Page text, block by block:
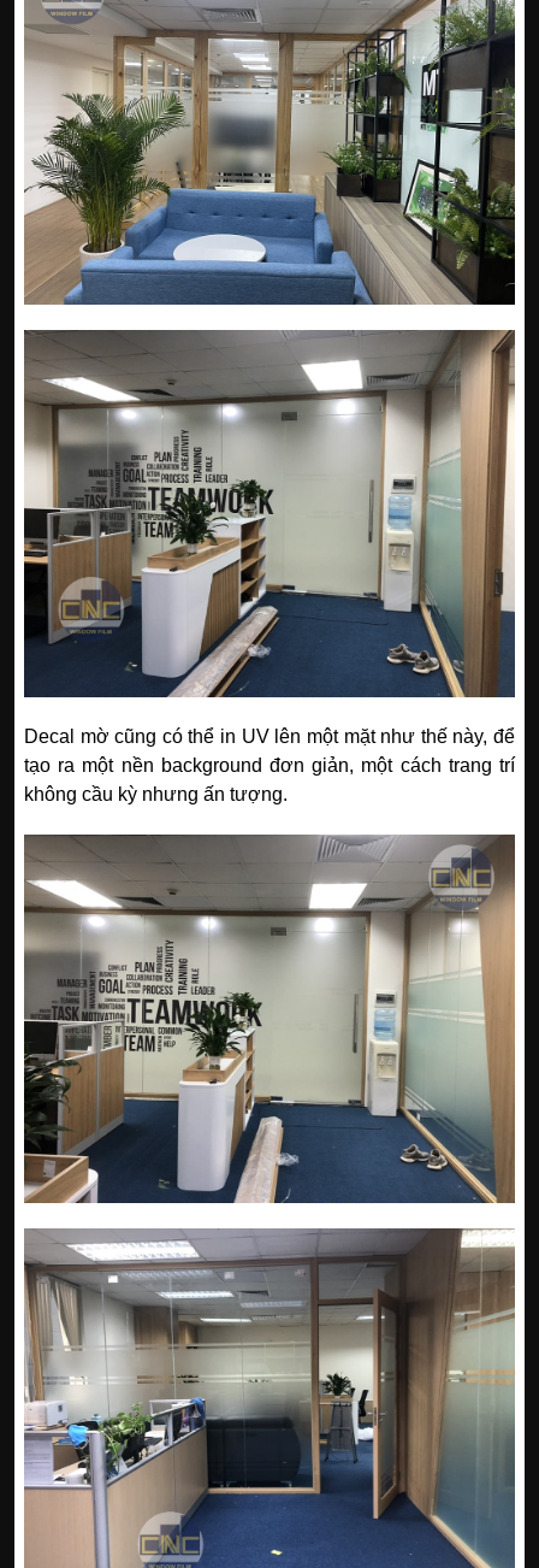
Decal mờ cũng có thể in UV lên một mặt như thế này, để
tạo ra một nền background đơn giản, một cách trang trí
không cầu kỳ nhưng ấn tượng.